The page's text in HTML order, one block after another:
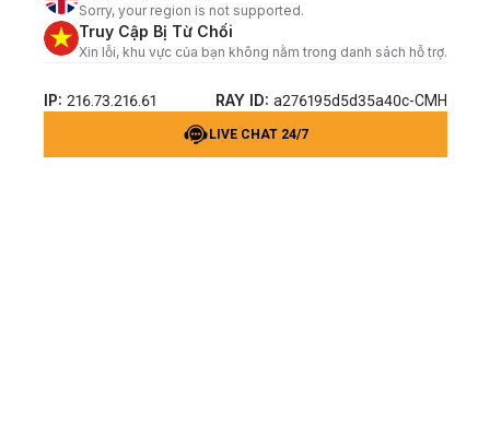
Sorry, your region is not supported.
Truy Cập Bị Từ Chối
Xin lỗi, khu vực của bạn không nằm trong danh sách hỗ trợ.
IP: 216.73.216.61 RAY ID: a276195d5d35a40c-CMH
LIVE CHAT 24/7